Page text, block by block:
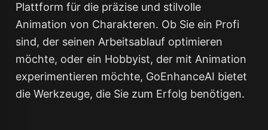
Plattform für die präzise und stilvolle
Animation von Charakteren. Ob Sie ein Profi
sind, der seinen Arbeitsablauf optimieren
möchte, oder ein Hobbyist, der mit Animation
experimentieren möchte, GoEnhanceAI bietet
die Werkzeuge, die Sie zum Erfolg benötigen.